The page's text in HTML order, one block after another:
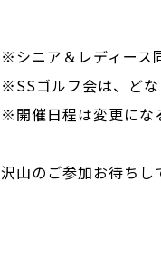
※シニア＆レディース
※SSゴルフ会は、どな
※開催日程は変更にな
沢山のご参加お待ちし